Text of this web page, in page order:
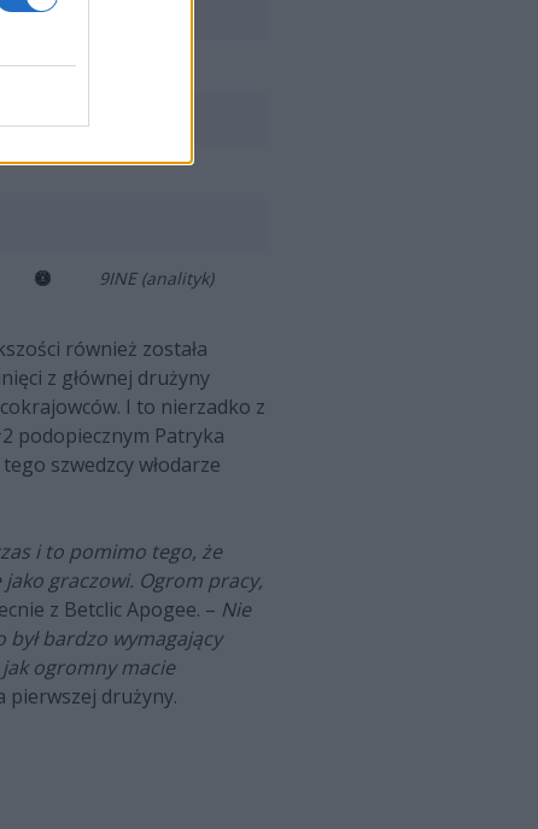
9INE (analityk)
również została
z głównej drużyny
I to nierzadko z
podopiecznym Patryka
szwedzcy włodarze
i to pomimo tego, że
graczowi. Ogrom pracy,
z Betclic Apogee. – Nie
bardzo wymagający
ogromny macie
pierwszej drużyny.